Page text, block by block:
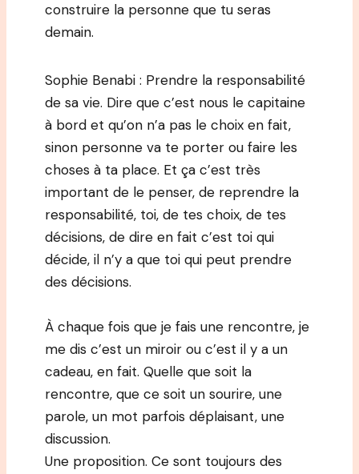
construire la personne que tu seras
demain.
Sophie Benabi : Prendre la responsabilité
de sa vie. Dire que c’est nous le capitaine
à bord et qu’on n’a pas le choix en fait,
sinon personne va te porter ou faire les
choses à ta place. Et ça c’est très
important de le penser, de reprendre la
responsabilité, toi, de tes choix, de tes
décisions, de dire en fait c’est toi qui
décide, il n’y a que toi qui peut prendre
des décisions.
À chaque fois que je fais une rencontre, je
me dis c’est un miroir ou c’est il y a un
cadeau, en fait. Quelle que soit la
rencontre, que ce soit un sourire, une
parole, un mot parfois déplaisant, une
discussion.
Une proposition. Ce sont toujours des